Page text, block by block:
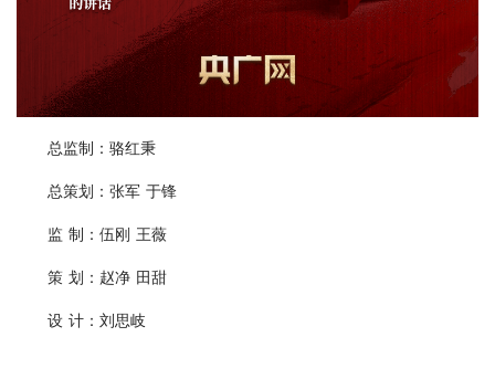
总监制：骆红秉
总策划：张军 于锋
监 制：伍刚 王薇
策 划：赵净 田甜
设 计：刘思岐